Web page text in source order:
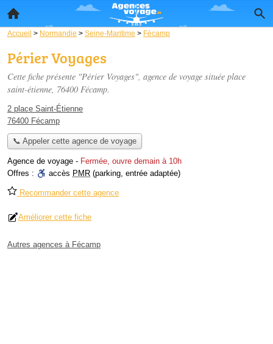
Accueil > Normandie > Seine-Maritime > Fécamp
Périer Voyages
Cette fiche présente "Périer Voyages", agence de voyage située place
saint-étienne, 76400 Fécamp.
2 place Saint-Étienne
76400 Fécamp
📞 Appeler cette agence de voyage
Agence de voyage - Fermée, ouvre demain à 10h
Offres :
accès PMR (parking, entrée adaptée)
Recommander cette agence
Améliorer cette fiche
Autres agences à Fécamp